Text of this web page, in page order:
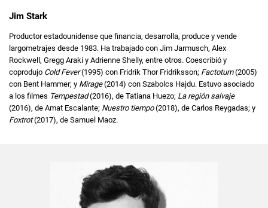
Jim Stark
Productor estadounidense que financia, desarrolla, produce y vende
largometrajes desde 1983. Ha trabajado con Jim Jarmusch, Alex
Rockwell, Gregg Araki y Adrienne Shelly, entre otros. Coescribió y
coprodujo Cold Fever(1995) con Fridrik Thor Fridriksson; Factotum(2005)
con Bent Hammer; y Mirage(2014) con Szabolcs Hajdu. Estuvo asociado
a los filmes Tempestad(2016), de Tatiana Huezo; La región salvaje
(2016), de Amat Escalante; Nuestro tiempo(2018), de Carlos Reygadas; y
Foxtrot(2017), de Samuel Maoz.